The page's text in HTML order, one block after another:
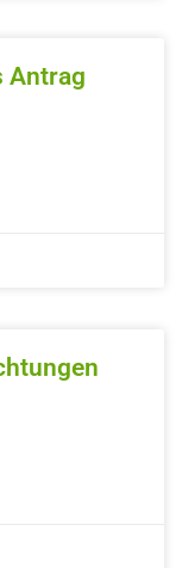
Antrag